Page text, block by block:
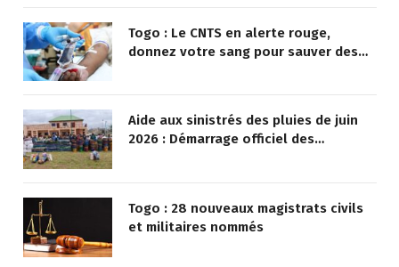
Togo : Le CNTS en alerte rouge,
donnez votre sang pour sauver des
Aide aux sinistrés des pluies de juin
2026 : Démarrage officiel des
Togo : 28 nouveaux magistrats civils
et militaires nommés